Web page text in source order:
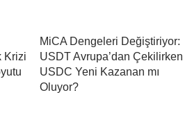
Krizi
MiCA Dengeleri Değiştiriyor:
USDT Avrupa’dan Çekilirken
USDC Yeni Kazanan mı
Oluyor?